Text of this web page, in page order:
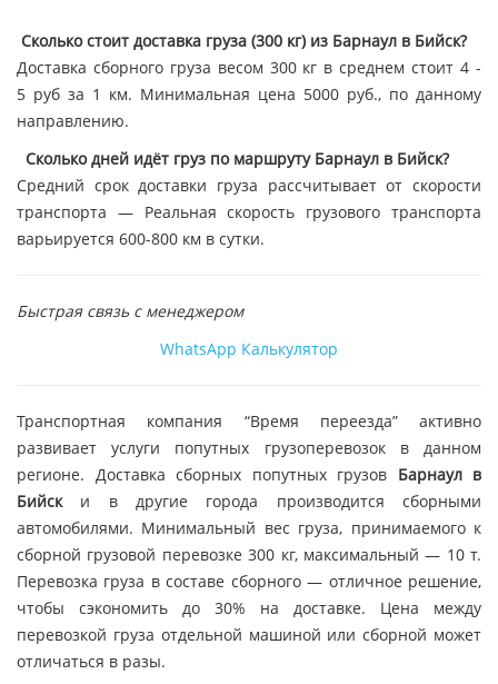
Сколько стоит доставка груза (300 кг) из Барнаул в Бийск?
Доставка сборного груза весом 300 кг в среднем стоит 4 -
5 руб за 1 км. Минимальная цена 5000 руб., по данному
направлению.
Сколько дней идёт груз по маршруту Барнаул в Бийск?
Средний срок доставки груза рассчитывает от скорости
транспорта — Реальная скорость грузового транспорта
варьируется 600-800 км в сутки.
Быстрая связь с менеджером
WhatsApp Калькулятор
Транспортная компания “Время переезда” активно
развивает услуги попутных грузоперевозок в данном
регионе. Доставка сборных попутных грузов Барнаул в
Бийски в другие города производится сборными
автомобилями. Минимальный вес груза, принимаемого к
сборной грузовой перевозке 300 кг, максимальный — 10 т.
Перевозка груза в составе сборного — отличное решение,
чтобы сэкономить до 30% на доставке. Цена между
перевозкой груза отдельной машиной или сборной может
отличаться в разы.